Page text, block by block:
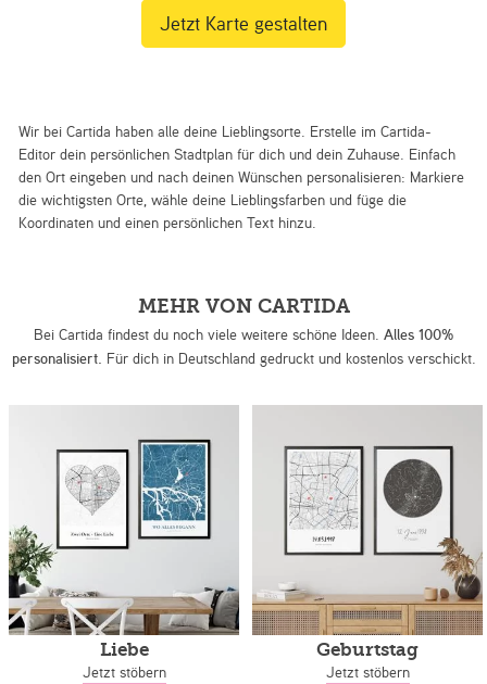
Wir bei Cartida haben alle deine Lieblingsorte. Erstelle im Cartida-
Editor dein persönlichen Stadtplan für dich und dein Zuhause. Einfach
den Ort eingeben und nach deinen Wünschen personalisieren: Markiere
die wichtigsten Orte, wähle deine Lieblingsfarben und füge die
Koordinaten und einen persönlichen Text hinzu.
Jetzt Karte gestalten
MEHR VON CARTIDA
Bei Cartida findest du noch viele weitere schöne Ideen. Alles 100%
personalisiert. Für dich in Deutschland gedruckt und kostenlos verschickt.
Liebe
Jetzt stöbern
Geburtstag
Jetzt stöbern